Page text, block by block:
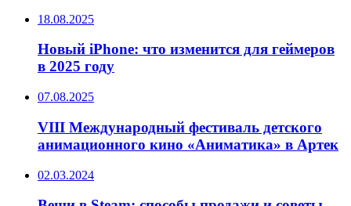
18.08.2025
Новый iPhone: что изменится для геймеров
в 2025 году
07.08.2025
VIII Международный фестиваль детского
анимационного кино «Аниматика» в Артек
02.03.2024